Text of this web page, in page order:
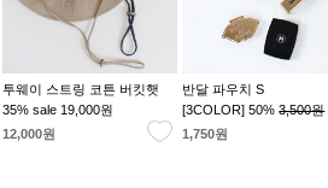
투웨이 스트링 코튼 버킷햇
35% sale 19,000원
12,000원
반달 파우치 S
[3COLOR] 50%3,500원
1,750원